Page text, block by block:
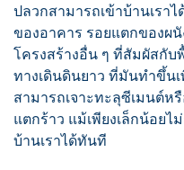
ปลวกสามารถเข้าบ้านเรา
ของอาคาร รอยแตกของผ
โครงสร้างอื่น ๆ ที่สัมผัสกับ
ทางเดินดินยาว ที่มันทำขึ้น
สามารถเจาะทะลุซีเมนต์ห
แตกร้าว แม้เพียงเล็กน้อย
บ้านเราได้ทันที